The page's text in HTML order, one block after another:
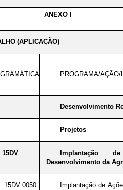
ANEXO I
(APLICAÇÃO)
PROGRAMA/
Desenvolvimento
Projetos
15DV
Implantação
Desenvolvimento da
15DV 0050
Implantação de